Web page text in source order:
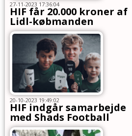
27-11-2023 17:36:04
HIF får 20.000 kroner af
Lidl-købmanden
20-10-2023 19:49:02
HIF indgår samarbejde
med Shads Football